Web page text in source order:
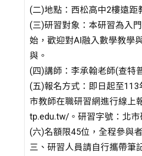
(二)地點：西松高中2樓遠距
(三)研習對象：本研習為入
始，歡迎對AI融入數學教學
與。
(四)講師：李承翰老師(查特
(五)報名方式：即日起至
市教師在職研習網進行線上
tp.edu.tw/。研習字號：北
(六)名額限45位，全程參與
三、研習人員請自行攜帶筆